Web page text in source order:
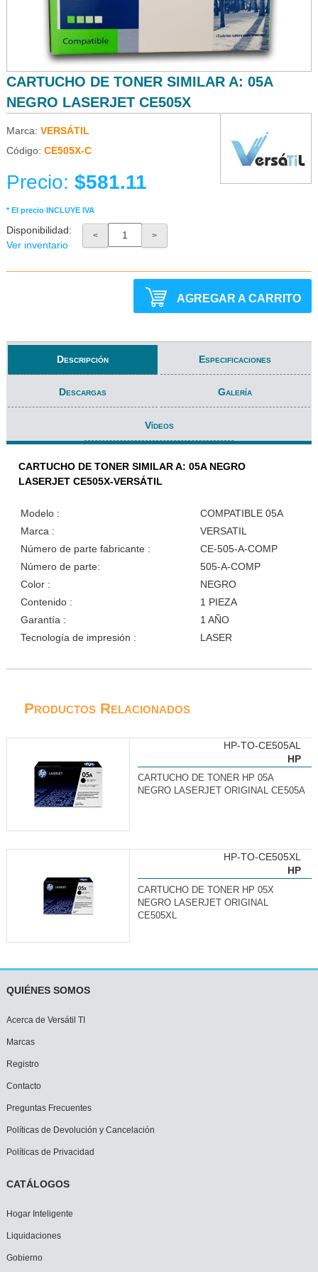
CARTUCHO DE TONER SIMILAR A: 05A
NEGRO LASERJET CE505X
Marca: VERSÁTIL
Código: CE505X-C
Precio: $581.11
* El precio INCLUYE IVA
Disponibilidad:
Ver inventario
< >
AGREGAR A CARRITO
Descripción Especificaciones
Descargas Galería
Vídeos
CARTUCHO DE TONER SIMILAR A: 05A NEGRO
LASERJET CE505X-VERSÁTIL
Modelo :
COMPATIBLE 05A
Marca :
VERSATIL
Número de parte fabricante :
CE-505-A-COMP
Número de parte:
505-A-COMP
Color :
NEGRO
Contenido :
1 PIEZA
Garantía :
1 AÑO
Tecnología de impresión :
LASER
Productos Relacionados
HP
HP-TO-CE505AL
CARTUCHO DE TONER HP 05A
NEGRO LASERJET ORIGINAL CE505A
HP
HP-TO-CE505XL
CARTUCHO DE TONER HP 05X
NEGRO LASERJET ORIGINAL
CE505XL
QUIÉNES SOMOS
Acerca de Versátil TI
Marcas
Registro
Contacto
Preguntas Frecuentes
Políticas de Devolución y Cancelación
Políticas de Privacidad
CATÁLOGOS
Hogar Inteligente
Liquidaciones
Gobierno